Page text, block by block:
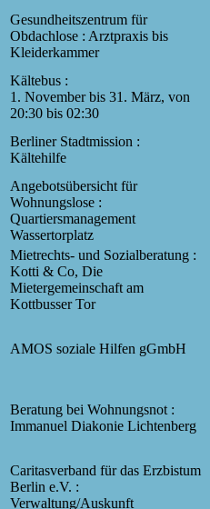
Gesundheitszentrum für
Obdachlose : Arztpraxis bis
Kleiderkammer
Kältebus :
1. November bis 31. März, von
20:30 bis 02:30
Berliner Stadtmission :
Kältehilfe
Angebotsübersicht für
Wohnungslose :
Quartiersmanagement
Wassertorplatz
Mietrechts- und Sozialberatung :
Kotti & Co, Die
Mietergemeinschaft am
Kottbusser Tor
AMOS soziale Hilfen gGmbH
Beratung bei Wohnungsnot :
Immanuel Diakonie Lichtenberg
Caritasverband für das Erzbistum
Berlin e.V. :
Verwaltung/Auskunft